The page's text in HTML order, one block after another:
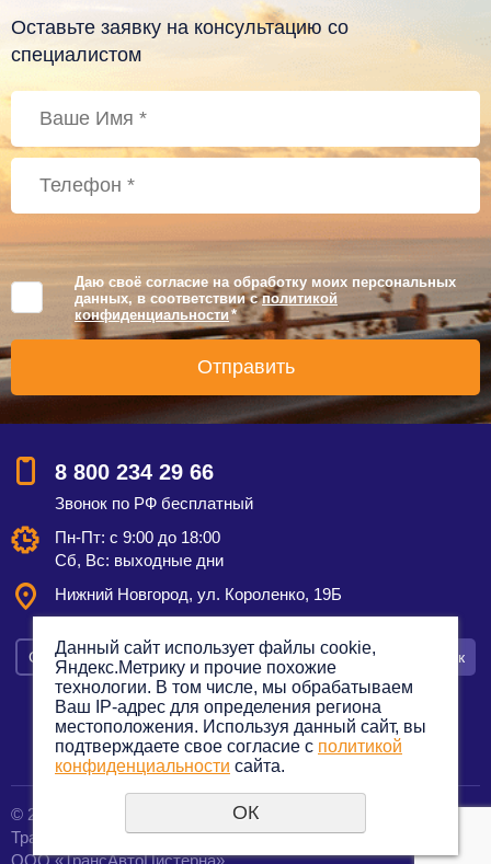
Оставьте заявку на консультацию со
специалистом
Даю своё согласие на обработку моих персональных
данных, в соответствии сполитикой
конфиденциальности *
8 800 234 29 66
Звонок по РФ бесплатный
Пн-Пт: с 9:00 до 18:00
Сб, Вс: выходные дни
Нижний Новгород, ул. Короленко, 19Б
Смотреть на карте Оставить заявку Заказать звонок
Политика конфиденциальности
© 2012—2023. Все права защищены.
Транспортная компания по грузоперевозкам
ООО «ТрансАвтоЦистерна»
Данный сайт использует файлы cookie,
Яндекс.Метрику и прочие похожие
технологии. В том числе, мы обрабатываем
Ваш IP-адрес для определения региона
местоположения. Используя данный сайт, вы
подтверждаете свое согласие с политикой
конфиденциальности сайта.
ОК